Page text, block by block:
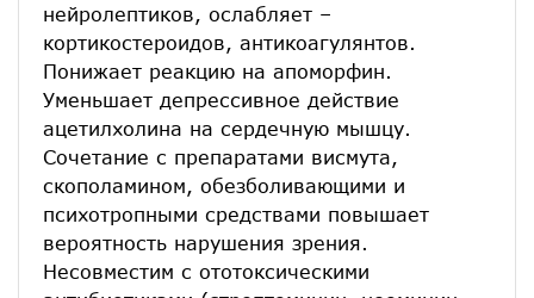
нейролептиков, ослабляет –
кортикостероидов, антикоагулянтов.
Понижает реакцию на апоморфин.
Уменьшает депрессивное действие
ацетилхолина на сердечную мышцу.
Сочетание с препаратами висмута,
скополамином, обезболивающими и
психотропными средствами повышает
вероятность нарушения зрения.
Несовместим с ототоксическими